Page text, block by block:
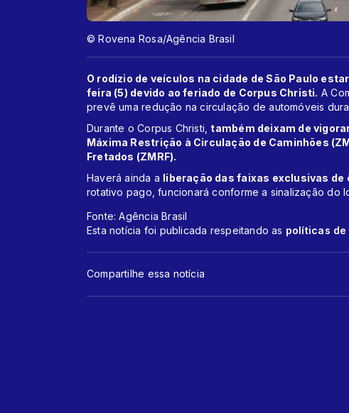
© Rovena Rosa/Agência Brasil
O rodízio de veículos na cidade de São Paulo
feira (5) devido ao feriado de Corpus Christi. A
prevê uma redução na circulação de automóveis
Durante o Corpus Christi, também deixam de
Máxima Restrição à Circulação de Caminhões
Fretados (ZMRF).
Haverá ainda a liberação das faixas exclusivas de
rotativo pago, funcionará conforme a sinalização do
Fonte: Agência Brasil
Esta notícia foi publicada respeitando as políticas
Compartilhe essa notícia